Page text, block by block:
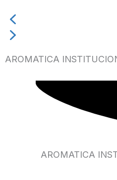
AROMATICA
AROMATICA